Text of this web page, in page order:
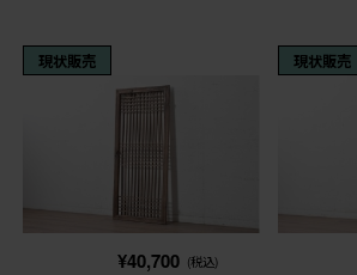
現状販売
¥40,700 (税込)
現状販売